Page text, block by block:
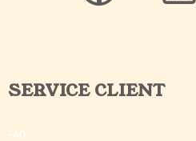
SERVICE CLIENT
FAQ